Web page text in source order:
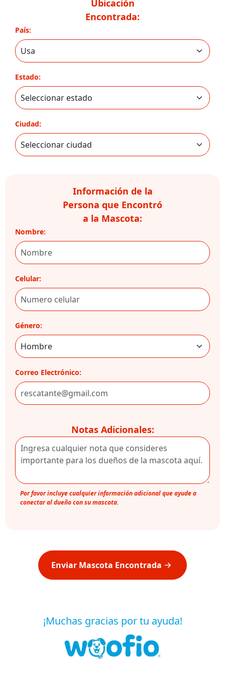
Ubicación
Encontrada:
País:
Estado:
Ciudad:
Información de la
Persona que Encontró
a la Mascota:
Nombre:
Celular:
Género:
Correo Electrónico:
Notas Adicionales:
Por favor incluye cualquier información adicional que ayude a
conectar al dueño con su mascota.
Enviar Mascota Encontrada
¡Muchas gracias por tu ayuda!